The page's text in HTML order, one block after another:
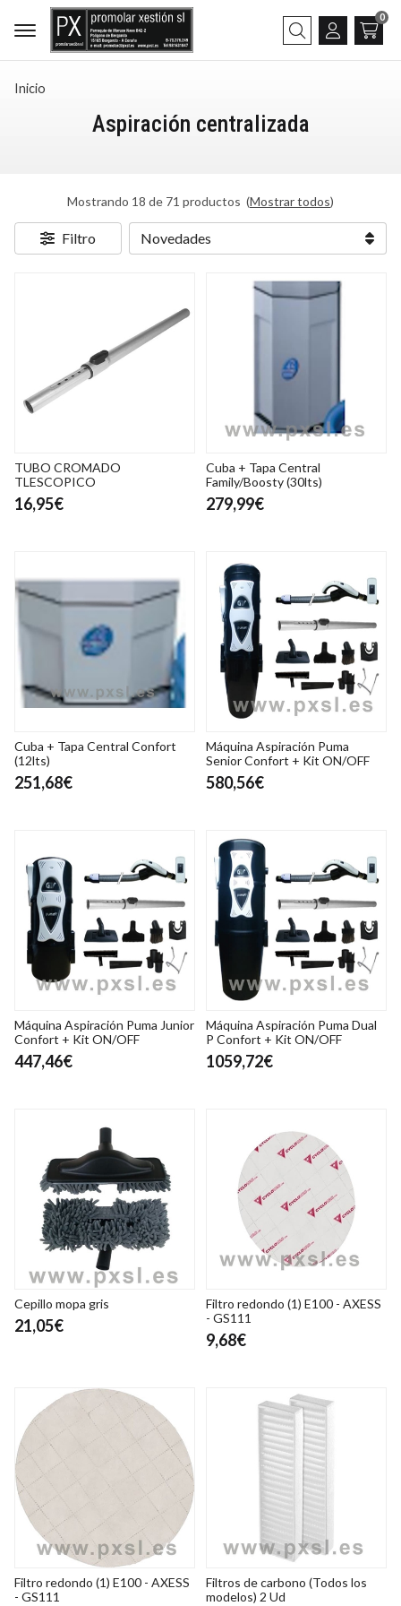
Buscar
0
Inicio
Aspiración centralizada
Mostrando 18 de 71 productos (Mostrar todos)
Filtro
TUBO CROMADO
TLESCOPICO
16,95€
Cuba + Tapa Central
Family/Boosty (30lts)
279,99€
Cuba + Tapa Central Confort
(12lts)
251,68€
Máquina Aspiración Puma
Senior Confort + Kit ON/OFF
580,56€
Máquina Aspiración Puma Junior
Confort + Kit ON/OFF
447,46€
Máquina Aspiración Puma Dual
P Confort + Kit ON/OFF
1059,72€
Cepillo mopa gris
21,05€
Filtro redondo (1) E100 - AXESS
- GS111
9,68€
Filtro redondo (1) E100 - AXESS
- GS111
Filtros de carbono (Todos los
modelos) 2 Ud